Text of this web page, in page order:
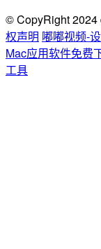
© CopyRight 2024
权声明 嘟嘟视频-
Mac应用软件免费
工具